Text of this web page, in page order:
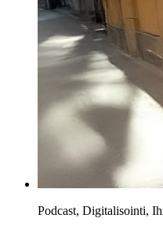
Podcast, Digitalisointi,